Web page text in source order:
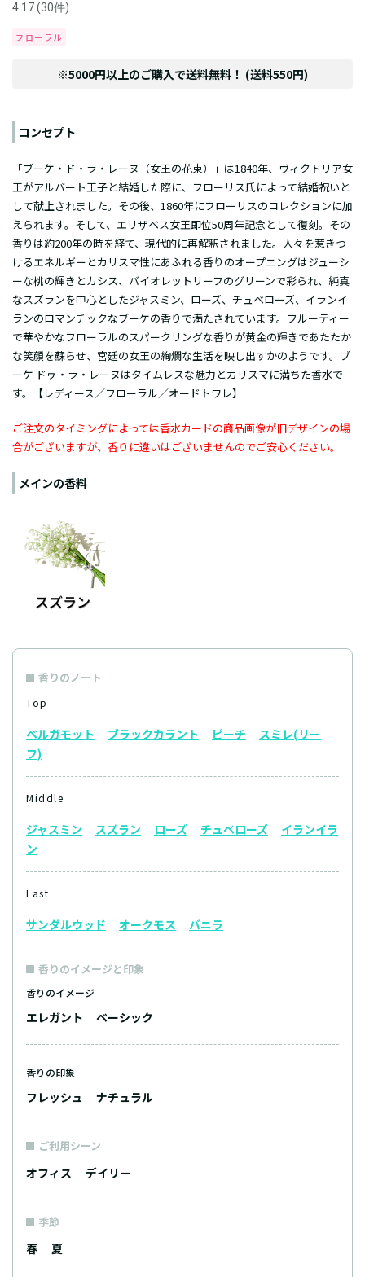
4.17 (30件)
フローラル
※5000円以上のご購入で送料無料！ (送料550円)
コンセプト
「ブーケ・ド・ラ・レーヌ（女王の花束）」は1840年、ヴィクトリア女
王がアルバート王子と結婚した際に、フローリス氏によって結婚祝いと
して献上されました。その後、1860年にフローリスのコレクションに加
えられます。そして、エリザベス女王即位50周年記念として復刻。その
香りは約200年の時を経て、現代的に再解釈されました。人々を惹きつ
けるエネルギーとカリスマ性にあふれる香りのオープニングはジューシ
ーな桃の輝きとカシス、バイオレットリーフのグリーンで彩られ、純真
なスズランを中心としたジャスミン、ローズ、チュベローズ、イランイ
ランのロマンチックなブーケの香りで満たされています。フルーティー
で華やかなフローラルのスパークリングな香りが黄金の輝きであたたか
な笑顔を蘇らせ、宮廷の女王の絢爛な生活を映し出すかのようです。ブ
ーケ ドゥ・ラ・レーヌはタイムレスな魅力とカリスマに満ちた香水で
す。【レディース／フローラル／オードトワレ】
ご注文のタイミングによっては香水カードの商品画像が旧デザインの場
合がございますが、香りに違いはございませんのでご安心ください。
メインの香料
香りのノート
Top
ベルガモット ブラックカラント ピーチ
スミレ(リー
フ)
Middle
ジャスミン スズラン ローズ チュベローズ
イランイラ
ン
Last
サンダルウッド オークモス バニラ
香りのイメージと印象
香りのイメージ
エレガント ベーシック
香りの印象
フレッシュ ナチュラル
ご利用シーン
オフィス デイリー
季節
春 夏